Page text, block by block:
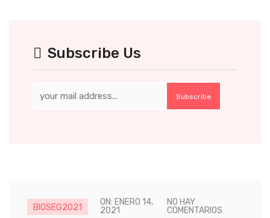
Subscribe Us
Subscribe
BIOSEG2021
ON: ENERO 14,
2021
NO HAY
COMENTARIOS